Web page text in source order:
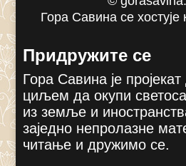
Гора Савина се
Придружите се
Гора Савина је
циљем да окупи
из земље и
заједно непролазне
читање и дружимо се.